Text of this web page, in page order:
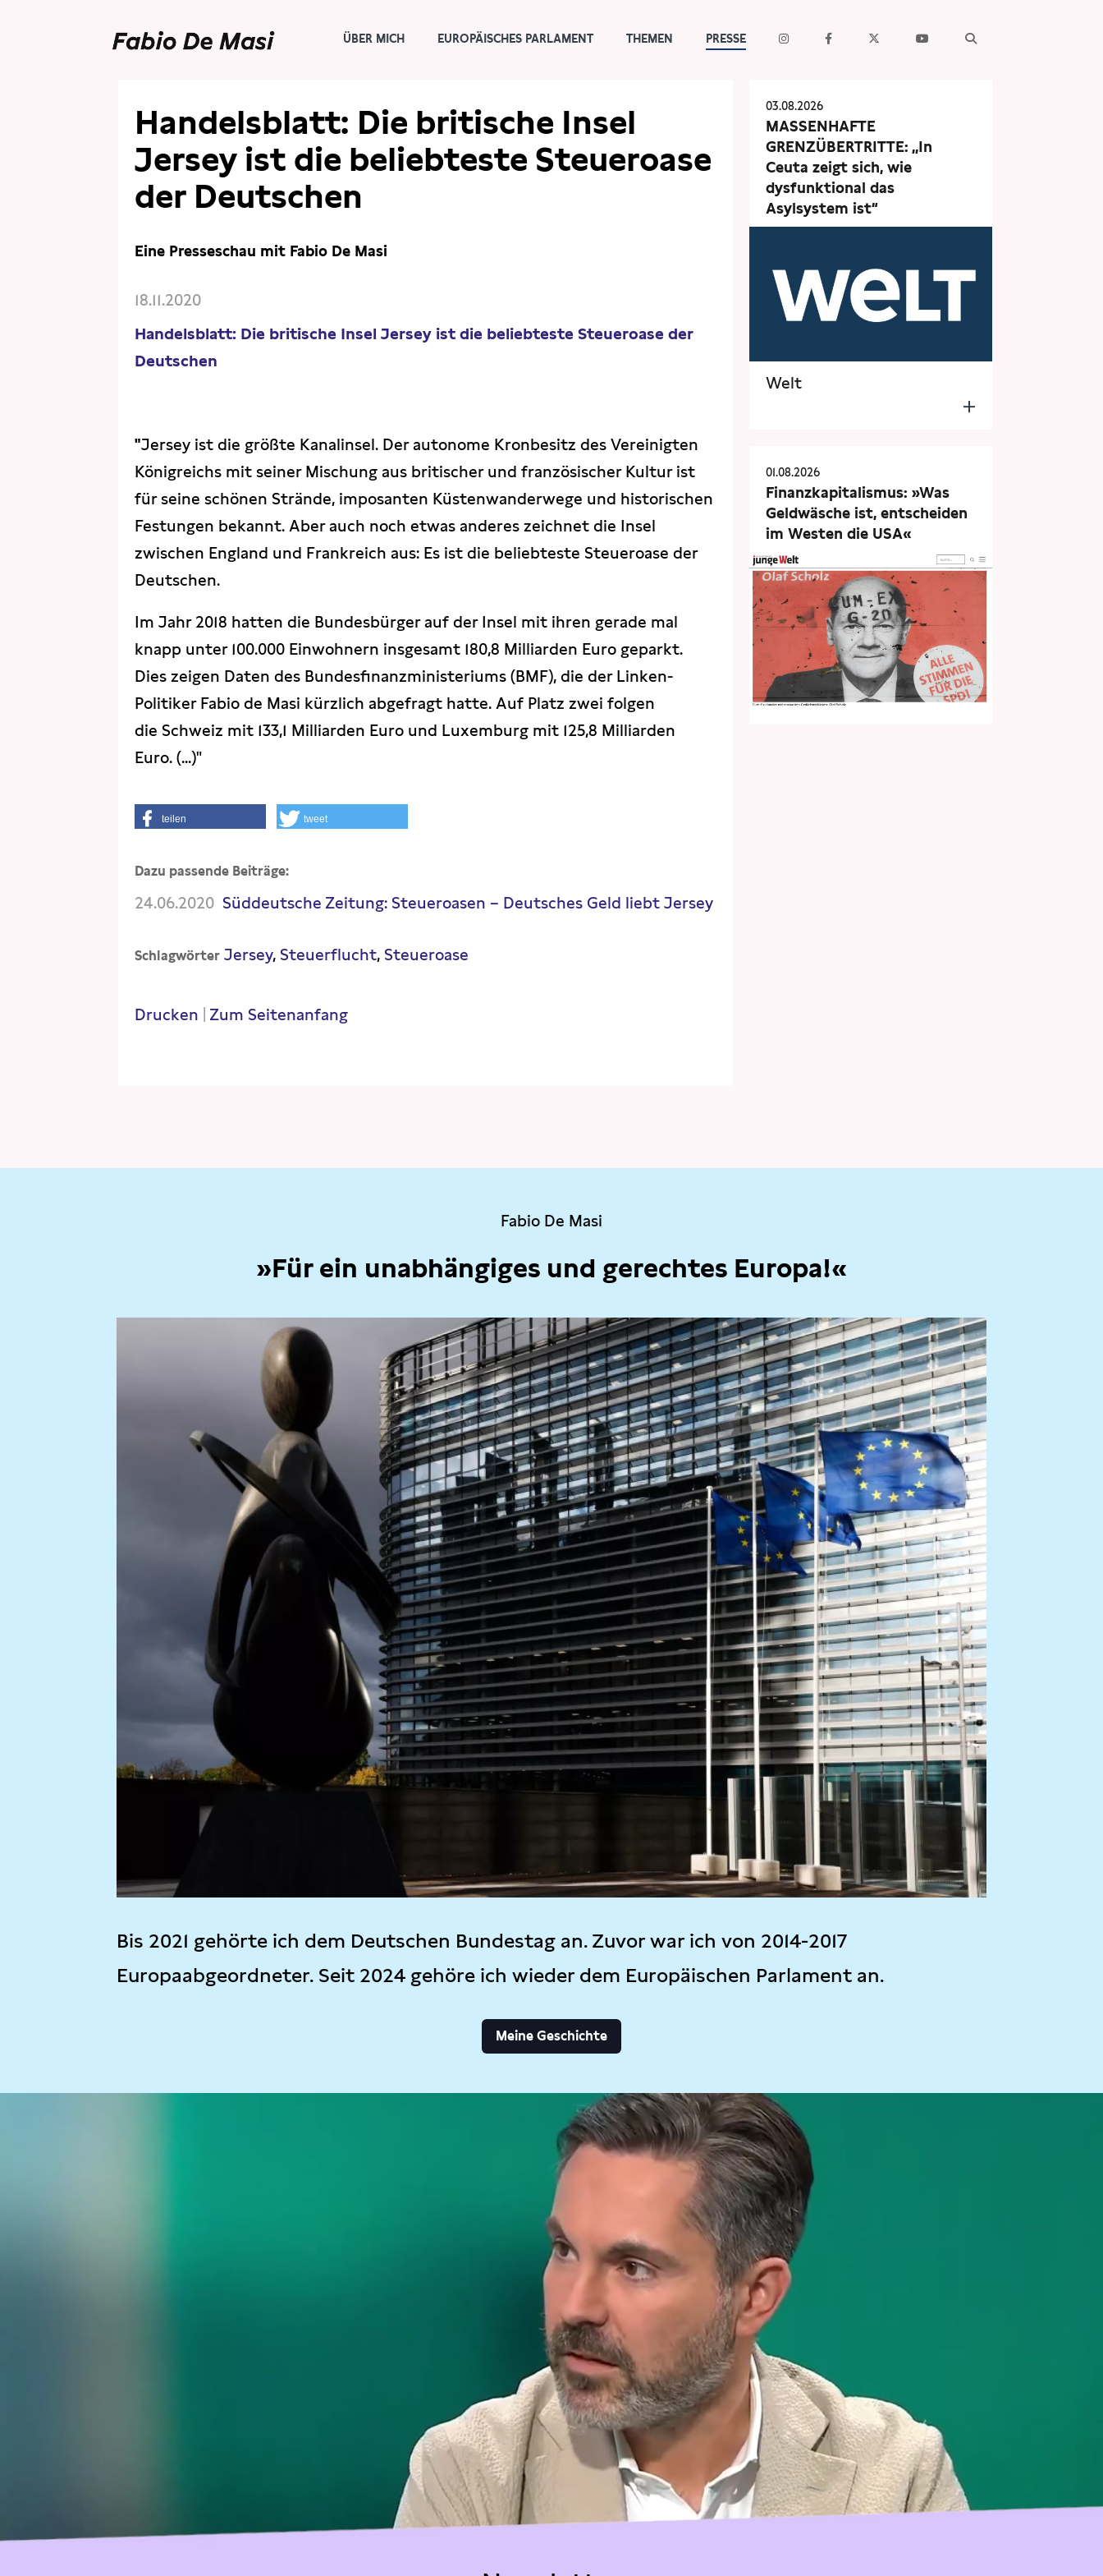
ÜBER MICH EUROPÄISCHES PARLAMENT THEMEN PRESSE
Handelsblatt: Die britische Insel
Jersey ist die beliebteste Steueroase
der Deutschen
Eine Presseschau mit Fabio De Masi
18.11.2020
Handelsblatt: Die britische Insel Jersey ist die beliebteste Steueroase der
Deutschen
"Jersey ist die größte Kanalinsel. Der autonome Kronbesitz des Vereinigten
Königreichs mit seiner Mischung aus britischer und französischer Kultur ist
für seine schönen Strände, imposanten Küstenwanderwege und historischen
Festungen bekannt. Aber auch noch etwas anderes zeichnet die Insel
zwischen England und Frankreich aus: Es ist die beliebteste Steueroase der
Deutschen.
Im Jahr 2018 hatten die Bundesbürger auf der Insel mit ihren gerade mal
knapp unter 100.000 Einwohnern insgesamt 180,8 Milliarden Euro geparkt.
Dies zeigen Daten des Bundesfinanzministeriums (BMF), die der Linken-
Politiker Fabio de Masi kürzlich abgefragt hatte. Auf Platz zwei folgen
die Schweiz mit 133,1 Milliarden Euro und Luxemburg mit 125,8 Milliarden
Euro. (...)"
teilen tweet
Dazu passende Beiträge:
24.06.2020 Süddeutsche Zeitung: Steueroasen – Deutsches Geld liebt Jersey
Schlagwörter Jersey Steuerflucht Steueroase
Drucken Zum Seitenanfang
03.08.2026
MASSENHAFTE
GRENZÜBERTRITTE: „In
Ceuta zeigt sich, wie
dysfunktional das
Asylsystem ist“
Welt
01.08.2026
Finanzkapitalismus: »Was
Geldwäsche ist, entscheiden
im Westen die USA«
Fabio De Masi
»Für ein unabhängiges und gerechtes Europa!«
Bis 2021 gehörte ich dem Deutschen Bundestag an. Zuvor war ich von 2014-2017
Europaabgeordneter. Seit 2024 gehöre ich wieder dem Europäischen Parlament an.
Meine Geschichte